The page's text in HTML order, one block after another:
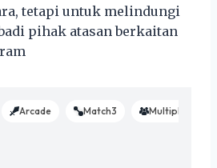
tetapi untuk melindungi
pihak atasan berkaitan